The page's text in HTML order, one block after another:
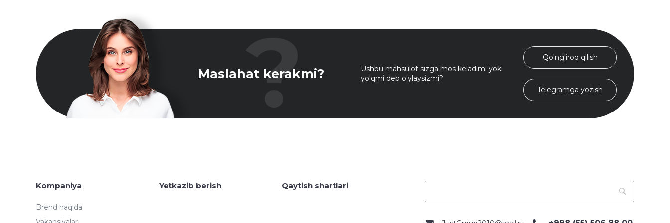
Maslahat kerakmi?
Ushbu mahsulot sizga mos keladimi yoki
yo'qmi deb o'ylaysizmi?
Qo'ng'iroq qilish
Telegramga yozish
Kompaniya
Brend haqida
Yetkazib berish Qaytish shartlari